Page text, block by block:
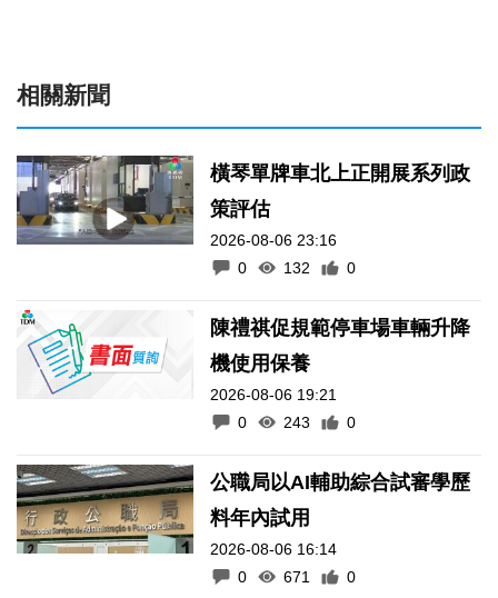
相關新聞
橫琴單牌車北上正開展系列政
策評估
2026-08-06 23:16
0
132 0
陳禮祺促規範停車場車輛升降
機使用保養
2026-08-06 19:21
0
243 0
公職局以AI輔助綜合試審學歷
料年內試用
2026-08-06 16:14
0
671 0